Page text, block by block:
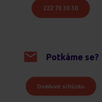
222 70 30 30
Potkáme se?
Domluvit schůzku